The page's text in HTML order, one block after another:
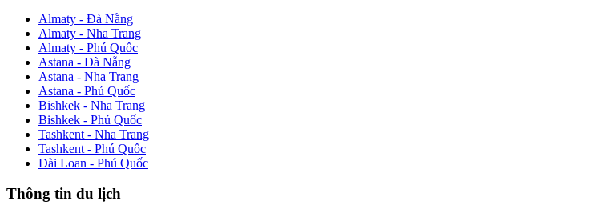
Almaty - Đà Nẵng
Almaty - Nha Trang
Almaty - Phú Quốc
Astana - Đà Nẵng
Astana - Nha Trang
Astana - Phú Quốc
Bishkek - Nha Trang
Bishkek - Phú Quốc
Tashkent - Nha Trang
Tashkent - Phú Quốc
Đài Loan - Phú Quốc
Thông tin du lịch